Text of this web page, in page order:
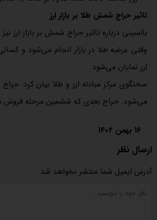
تاثیر حراج شمش طلا بر بازار ارز
بالسینی درباره تاثیر حراج شمش بر بازار ارز
وقتی عرضه طلا در بازار انجام می‌شود و کسانی
ارز نمایان می‌شود.
می‌شود. حراج بعدی که ششمین مرحله فروش محسوب می‌شود
16 بهمن 1402
ارسال نظر
آدرس ایمیل شما منتشر نخواهد شد.